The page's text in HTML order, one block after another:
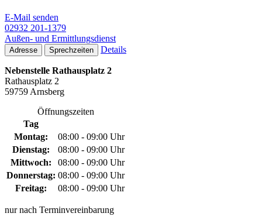
E-Mail senden
02932 201-1379
Außen- und Ermittlungsdienst
Adresse Sprechzeiten Details
Nebenstelle Rathausplatz 2
Rathausplatz 2
59759 Arnsberg
Öffnungszeiten
Tag
Montag:
08:00 - 09:00 Uhr
Dienstag:
08:00 - 09:00 Uhr
Mittwoch:
08:00 - 09:00 Uhr
Donnerstag: 08:00 - 09:00 Uhr
Freitag:
08:00 - 09:00 Uhr
nur nach Terminvereinbarung